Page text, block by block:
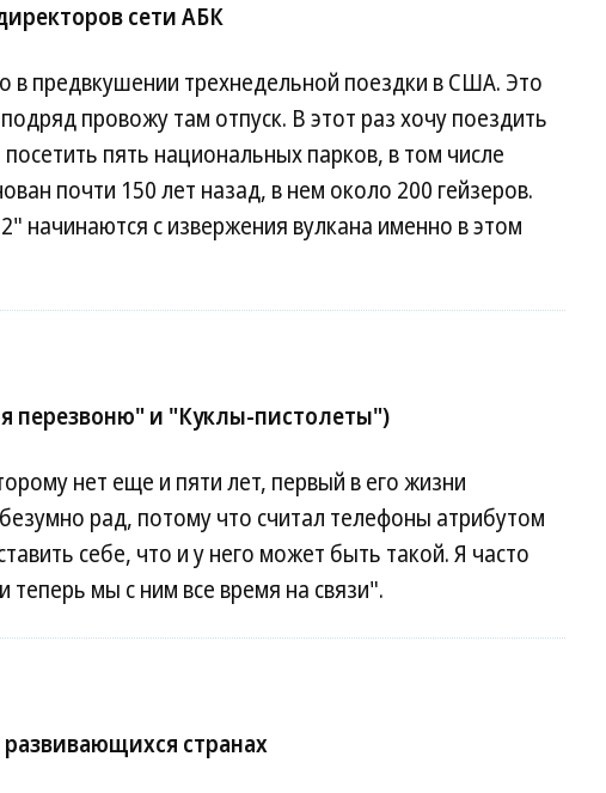
сети АБК
в предвкушении трехнедельной поездки в США. Это
провожу там отпуск. В этот раз хочу поездить
пять национальных парков, в том числе
почти 150 лет назад, в нем около 200 гейзеров.
начинаются с извержения вулкана именно в этом
я перезвоню" и "Куклы-пистолеты")
нет еще и пяти лет, первый в его жизни
рад, потому что считал телефоны атрибутом
себе, что и у него может быть такой. Я часто
мы с ним все время на связи".
странах